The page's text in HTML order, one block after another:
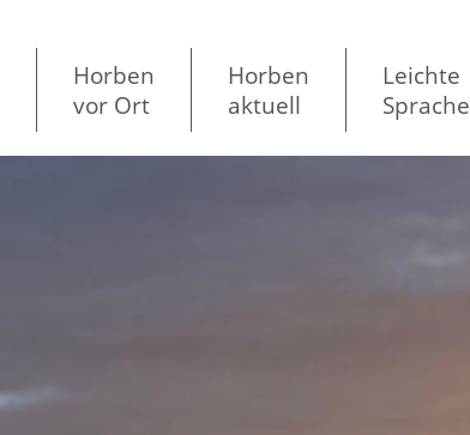
Horben
vor Ort
Horben
aktuell
Leichte
Sprache